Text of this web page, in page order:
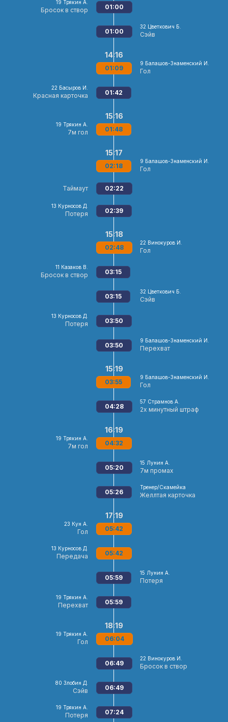
19 Трякин А.
Бросок в створ 01:00
32 Цветкович Б.
Сэйв
01:00
9 Балашов-Знаменский И.
Гол
14:16
01:09
22 Басыров И.
Красная карточка 01:42
19 Трякин А.
7м гол
15:16
01:48
9 Балашов-Знаменский И.
Гол
15:17
02:18
Таймаут 02:22
13 Курносов Д.
Потеря 02:39
22 Винокуров И.
Гол
15:18
02:48
11 Казаков В.
Бросок в створ 03:15
32 Цветкович Б.
Сэйв
03:15
13 Курносов Д.
Потеря 03:50
9 Балашов-Знаменский И.
Перехват
03:50
9 Балашов-Знаменский И.
Гол
15:19
03:55
57 Страмнов А.
2х минутный штраф
04:28
19 Трякин А.
7м гол
16:19
04:32
15 Лунин А.
7м промах
05:20
Тренер/Скамейка
Желлтая карточка
05:26
23 Кун А.
Гол
17:19
05:42
13 Курносов Д.
Передача 05:42
15 Лунин А.
Потеря
05:59
19 Трякин А.
Перехват 05:59
19 Трякин А.
Гол
18:19
06:04
22 Винокуров И.
Бросок в створ
06:49
80 Злобин Д.
Сэйв 06:49
19 Трякин А.
Потеря 07:24